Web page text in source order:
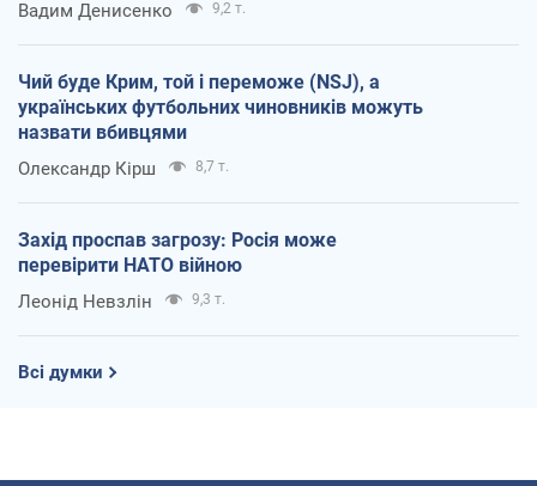
Вадим Денисенко 9,2 т.
Чий буде Крим, той і переможе (NSJ), а
українських футбольних чиновників можуть
назвати вбивцями
Олександр Кірш 8,7 т.
Захід проспав загрозу: Росія може
перевірити НАТО війною
Леонід Невзлін 9,3 т.
Всі думки